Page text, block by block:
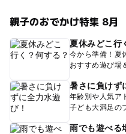
親子のおでかけ特集 8月
夏休みどこ行
今から準備！夏
おすすめ遊び場
暑さに負けず
年齢別や人気ア
子ども大満足の
雨でも遊べる